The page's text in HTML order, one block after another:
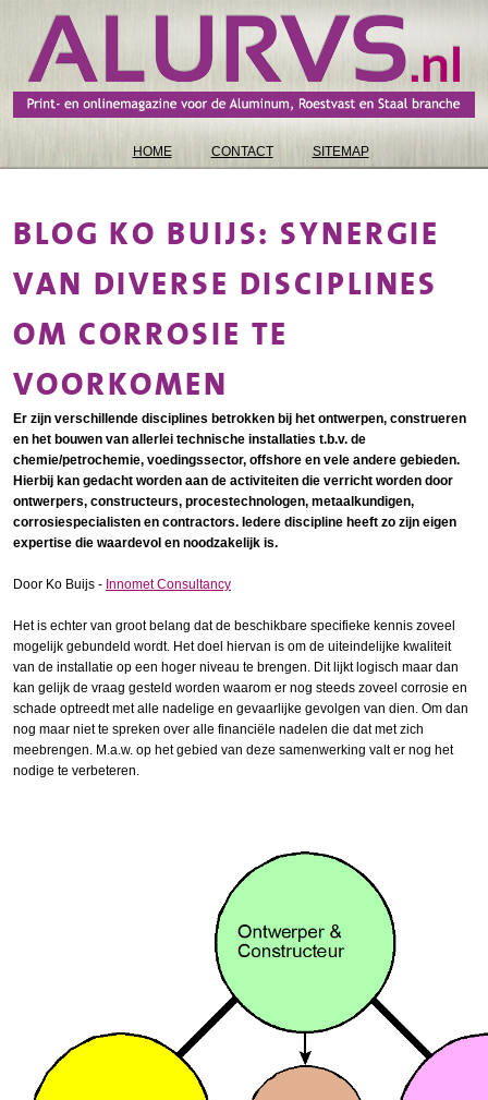
HOME CONTACT SITEMAP
BLOG KO BUIJS: SYNERGIE
VAN DIVERSE DISCIPLINES
OM CORROSIE TE
VOORKOMEN
Er zijn verschillende disciplines betrokken bij het ontwerpen, construeren
en het bouwen van allerlei technische installaties t.b.v. de
chemie/petrochemie, voedingssector, offshore en vele andere gebieden.
Hierbij kan gedacht worden aan de activiteiten die verricht worden door
ontwerpers, constructeurs, procestechnologen, metaalkundigen,
corrosiespecialisten en contractors. Iedere discipline heeft zo zijn eigen
expertise die waardevol en noodzakelijk is.
Door Ko Buijs - Innomet Consultancy
Het is echter van groot belang dat de beschikbare specifieke kennis zoveel
mogelijk gebundeld wordt. Het doel hiervan is om de uiteindelijke kwaliteit
van de installatie op een hoger niveau te brengen. Dit lijkt logisch maar dan
kan gelijk de vraag gesteld worden waarom er nog steeds zoveel corrosie en
schade optreedt met alle nadelige en gevaarlijke gevolgen van dien. Om dan
nog maar niet te spreken over alle financiële nadelen die dat met zich
meebrengen. M.a.w. op het gebied van deze samenwerking valt er nog het
nodige te verbeteren.